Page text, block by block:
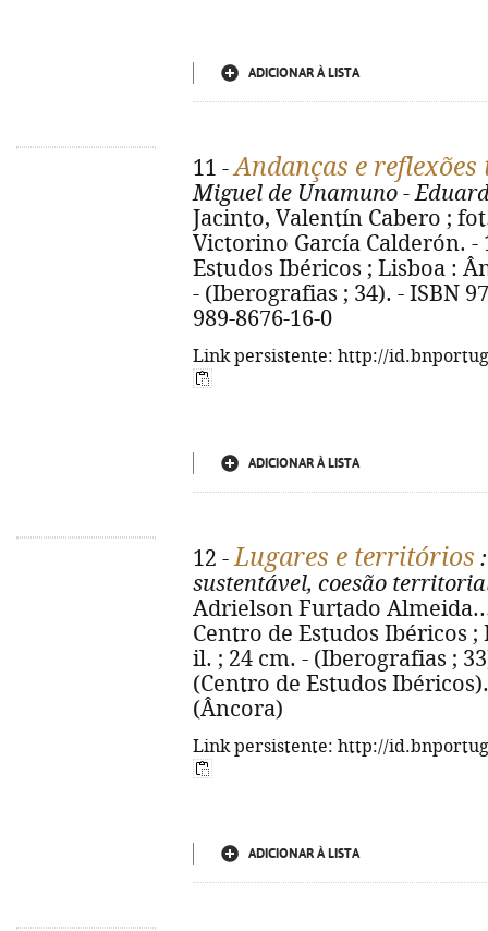
ADICIONAR À LISTA
11 -Andanças e
Miguel de Unamuno -
Jacinto, Valentín Cabero ;
Victorino García Calderón. -
Estudos Ibéricos ; Lisboa :
- (Iberografias ; 34). - ISBN
989-8676-16-0
Link persistente: http://
ADICIONAR À LISTA
12 -Lugares e territórios
sustentável, coesão
Adrielson Furtado
Centro de Estudos Ibéricos ;
il. ; 24 cm. - (Iberografias ;
(Centro de Estudos
(Âncora)
Link persistente: http://
ADICIONAR À LISTA